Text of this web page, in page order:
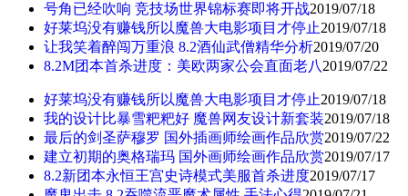
号角已经吹响 竞技场世界锦标赛即将开战2019/07/18
好莱坞没有赚钱所以魔兽大电影项目才停止2019/07/18
让我笑着醉闯万重浪 8.2酒仙武僧精华分析2019/07/20
8.2M团本首杀进度：美欧两家公会直面老八 2019/07/22
好莱坞没有赚钱所以魔兽大电影项目才停止2019/07/18
我的设计比暴雪粑粑好 魔兽网友设计新套装2019/07/18
最后的剑圣萨穆罗 国外插画师绘画作品欣赏2019/07/22
建立初期的奥格瑞玛 国外画师绘画作品欣赏2019/07/17
8.2新团本永恒王宫史诗模式美服首杀进度2019/07/17